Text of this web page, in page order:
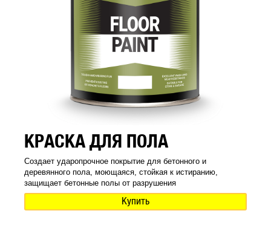
КРАСКА ДЛЯ ПОЛА
Создает ударопрочное покрытие для бетонного и
деревянного пола, моющаяся, стойкая к истиранию,
защищает бетонные полы от разрушения
Купить